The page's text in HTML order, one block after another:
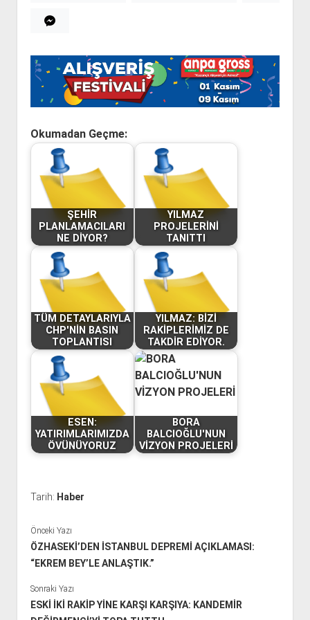
Okumadan Geçme:
ŞEHİR
PLANLAMACILARI
NE DİYOR?
YILMAZ
PROJELERİNİ
TANITTI
TÜM DETAYLARIYLA
CHP'NİN BASIN
TOPLANTISI
YILMAZ: BİZİ
RAKİPLERİMİZ DE
TAKDİR EDİYOR.
ESEN:
YATIRIMLARIMIZDA
ÖVÜNÜYORUZ
BORA
BALCIOĞLU'NUN
VİZYON PROJELERİ
Tarih: Haber
Önceki Yazı
ÖZHASEKİ’DEN İSTANBUL DEPREMİ AÇIKLAMASI:
“EKREM BEY’LE ANLAŞTIK.”
Sonraki Yazı
ESKİ İKİ RAKİP YİNE KARŞI KARŞIYA: KANDEMİR